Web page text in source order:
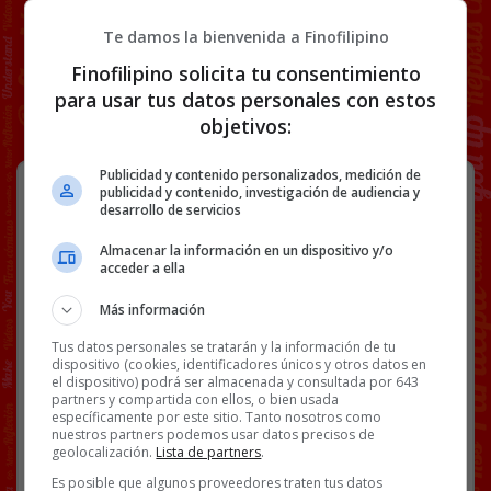
“Soy la primera testigo protegida del
caso Torbe”.
Facebook
Twitter
WhatsApp
GmailCopy
Te damos la bienvenida a Finofilipino
Finofilipino solicita tu consentimiento
para usar tus datos personales con estos
objetivos:
Publicidad y contenido personalizados, medición de
publicidad y contenido, investigación de audiencia y
desarrollo de servicios
Almacenar la información en un dispositivo y/o
acceder a ella
Más información
Tus datos personales se tratarán y la información de tu
dispositivo (cookies, identificadores únicos y otros datos en
el dispositivo) podrá ser almacenada y consultada por 643
partners y compartida con ellos, o bien usada
específicamente por este sitio. Tanto nosotros como
nuestros partners podemos usar datos precisos de
geolocalización. Lista de partners.
Es posible que algunos proveedores traten tus datos